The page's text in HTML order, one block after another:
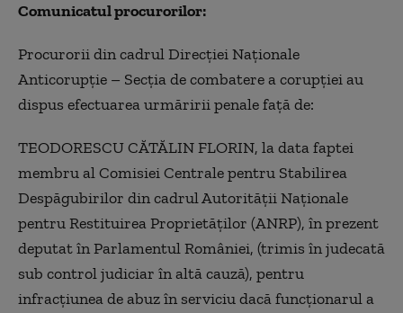
Comunicatul procurorilor:
Procurorii din cadrul Direcției Naționale
Anticorupție – Secția de combatere a corupției au
dispus efectuarea urmăririi penale față de:
TEODORESCU CĂTĂLIN FLORIN, la data faptei
membru al Comisiei Centrale pentru Stabilirea
Despăgubirilor din cadrul Autorității Naționale
pentru Restituirea Proprietăților (ANRP), în prezent
deputat în Parlamentul României, (trimis în judecată
sub control judiciar în altă cauză), pentru
infracțiunea de abuz în serviciu dacă funcționarul a